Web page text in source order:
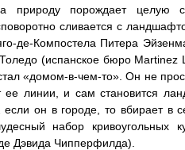
природу порождает целую
сливается с
де-Компостела Питера
(испанское бюро
«домом-в-чем-то». Он не
ее линии, и сам становится
он в городе, то вбирает в
набор кривоугольных
Дэвида Чипперфилда).